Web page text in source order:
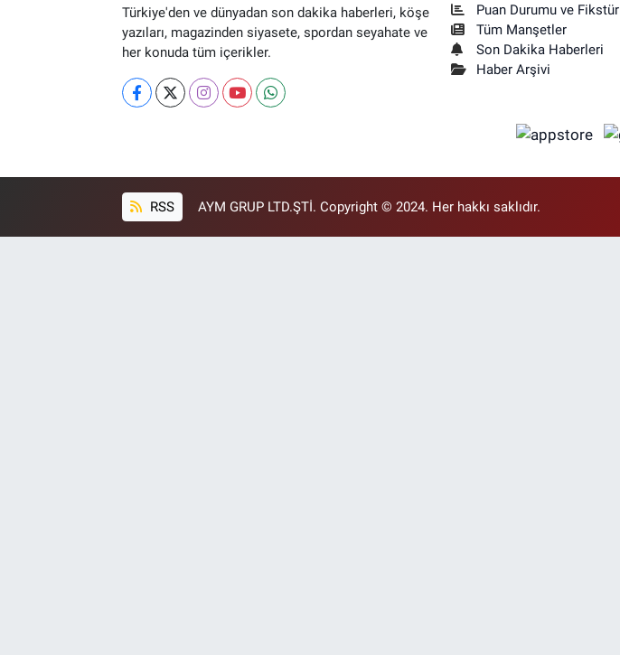
Türkiye'den ve dünyadan son dakika haberleri, köşe
yazıları, magazinden siyasete, spordan seyahate ve
her konuda tüm içerikler.
Puan Durumu ve Fikstür
Tüm Manşetler
Son Dakika Haberleri
Haber Arşivi
RSS AYM GRUP LTD.ŞTİ. Copyright © 2024. Her hakkı saklıdır.